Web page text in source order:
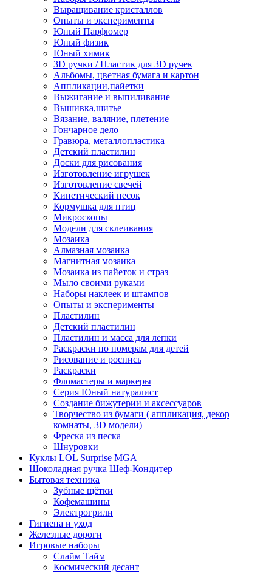
Выращивание кристаллов
Опыты и эксперименты
Юный Парфюмер
Юный физик
Юный химик
3D ручки / Пластик для 3D ручек
Альбомы, цветная бумага и картон
Аппликации,пайетки
Выжигание и выпиливание
Вышивка,шитье
Вязание, валяние, плетение
Гончарное дело
Гравюра, металлопластика
Детский пластилин
Доски для рисования
Изготовление игрушек
Изготовление свечей
Кинетический песок
Кормушка для птиц
Микроскопы
Модели для склеивания
Мозаика
Алмазная мозаика
Магнитная мозаика
Мозаика из пайеток и страз
Мыло своими руками
Наборы наклеек и штампов
Опыты и эксперименты
Пластилин
Детский пластилин
Пластилин и масса для лепки
Раскраски по номерам для детей
Рисование и роспись
Раскраски
Фломастеры и маркеры
Серия Юный натуралист
Создание бижутерии и аксессуаров
Творчество из бумаги ( аппликация, декор
комнаты, 3D модели)
Фреска из песка
Шнуровки
Куклы LOL Surprise MGA
Шоколадная ручка Шеф-Кондитер
Бытовая техника
Зубные щётки
Кофемашины
Электрогрили
Гигиена и уход
Железные дороги
Игровые наборы
Слайм Тайм
Космический десант